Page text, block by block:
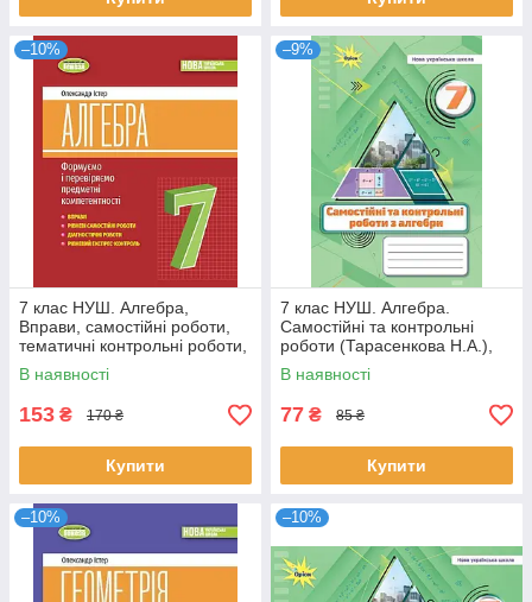
–10%
7 клас НУШ. Алгебра,
Вправи, самостійні роботи,
тематичні контрольні роботи,
експрес~контроль (Істер О.
С.),
В наявності
153 ₴ 170 ₴
Купити
–9%
7 клас НУШ. Алгебра.
Самостійні та контрольні
роботи (Тарасенкова Н.А.),
Оріон
В наявності
77 ₴ 85 ₴
Купити
–10% –10%